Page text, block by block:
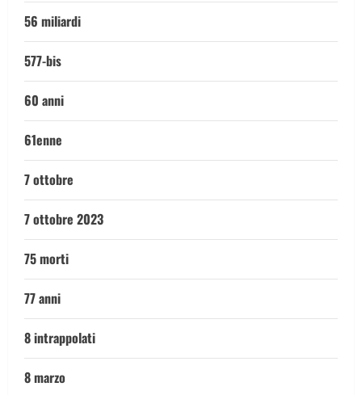
56 miliardi
577-bis
60 anni
61enne
7 ottobre
7 ottobre 2023
75 morti
77 anni
8 intrappolati
8 marzo